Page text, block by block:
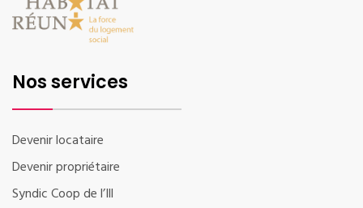
Nos services
Devenir locataire
Devenir propriétaire
Syndic Coop de l’Ill